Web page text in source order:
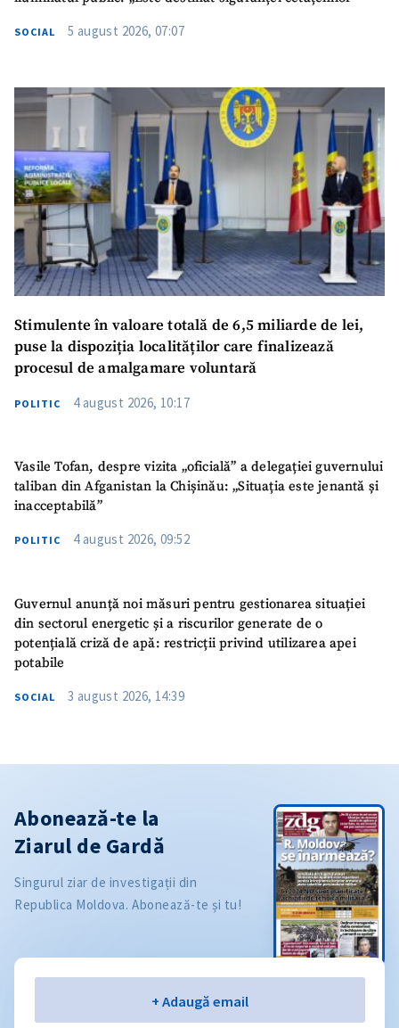
SOCIAL 5 august 2026, 07:07
Stimulente în valoare totală de 6,5 miliarde de lei,
puse la dispoziția localităților care finalizează
procesul de amalgamare voluntară
POLITIC 4 august 2026, 10:17
Vasile Tofan, despre vizita „oficială” a delegației guvernului
taliban din Afganistan la Chișinău: „Situația este jenantă și
inacceptabilă”
POLITIC 4 august 2026, 09:52
Guvernul anunță noi măsuri pentru gestionarea situației
din sectorul energetic și a riscurilor generate de o
potențială criză de apă: restricții privind utilizarea apei
potabile
SOCIAL 3 august 2026, 14:39
Abonează-te la
Ziarul de Gardă
Singurul ziar de investigații din
Republica Moldova. Abonează-te și tu!
+ Adaugă email